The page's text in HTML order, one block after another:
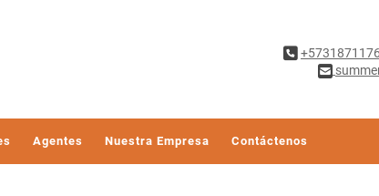
Agentes Nuestra Empresa Contáctenos